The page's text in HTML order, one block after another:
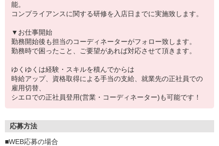
能。
コンプライアンスに関する研修を入店日までに実施致します。
▼お仕事開始
勤務開始後も担当のコーディネーターがフォロー致します。
勤務時で困ったこと、ご要望があれば対応させて頂きます。
ゆくゆくは経験・スキルを積んでからは
時給アップ、資格取得による手当の支給、就業先の正社員での
雇用切替、
シエロでの正社員登用(営業・コーディネーター)も可能です！
応募方法
■WEB応募の場合